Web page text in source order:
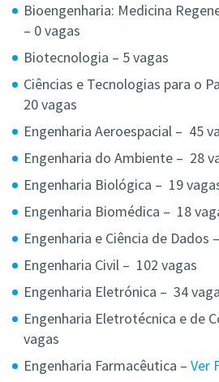
Bioengenharia: Medicina
– 0 vagas
Biotecnologia – 5 vagas
Ciências e Tecnologias para o
20 vagas
Engenharia Aeroespacial – 45
Engenharia do Ambiente – 28
Engenharia Biológica – 19
Engenharia Biomédica – 18
Engenharia e Ciência de Dados
Engenharia Civil – 102 vagas
Engenharia Eletrónica – 34
Engenharia Eletrotécnica e de
vagas
Engenharia Farmacêutica – Ver